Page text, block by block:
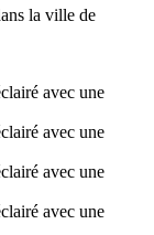
la ville de
avec une
avec une
avec une
avec une